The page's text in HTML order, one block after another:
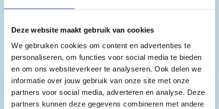
Deze website maakt gebruik van cookies
We gebruiken cookies om content en advertenties te
personaliseren, om functies voor social media te bieden
en om ons websiteverkeer te analyseren. Ook delen we
informatie over jouw gebruik van onze site met onze
partners voor social media, adverteren en analyse. Deze
partners kunnen deze gegevens combineren met andere
mogelijkheden. De prijzen kunnen variëren per
aankomstdatum, daarom tonen we hier alleen
vanafprijzen. De exacte prijzen die voor jou
gelden, vind je in stap 1 van het online
boekingsformulier.
Skipassen